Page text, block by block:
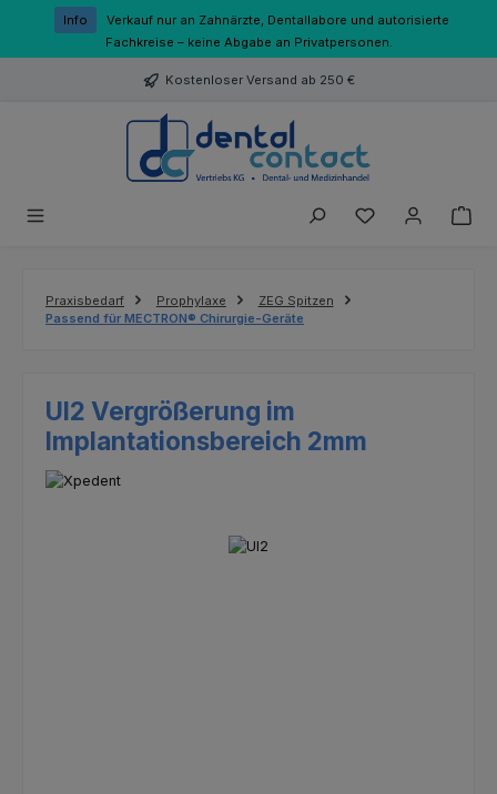
Zum Hauptinhalt springen
Info
Verkauf nur an Zahnärzte, Dentallabore und autorisierte
Fachkreise – keine Abgabe an Privatpersonen.
Kostenloser Versand ab 250 €
Du hast 0
Praxisbedarf Prophylaxe
ZEG Spitzen
Passend für MECTRON® Chirurgie-Geräte
UI2 Vergrößerung im
Implantationsbereich 2mm